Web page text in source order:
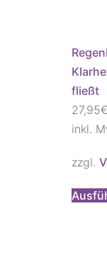
fließt
27,95€
inkl.
zzgl.